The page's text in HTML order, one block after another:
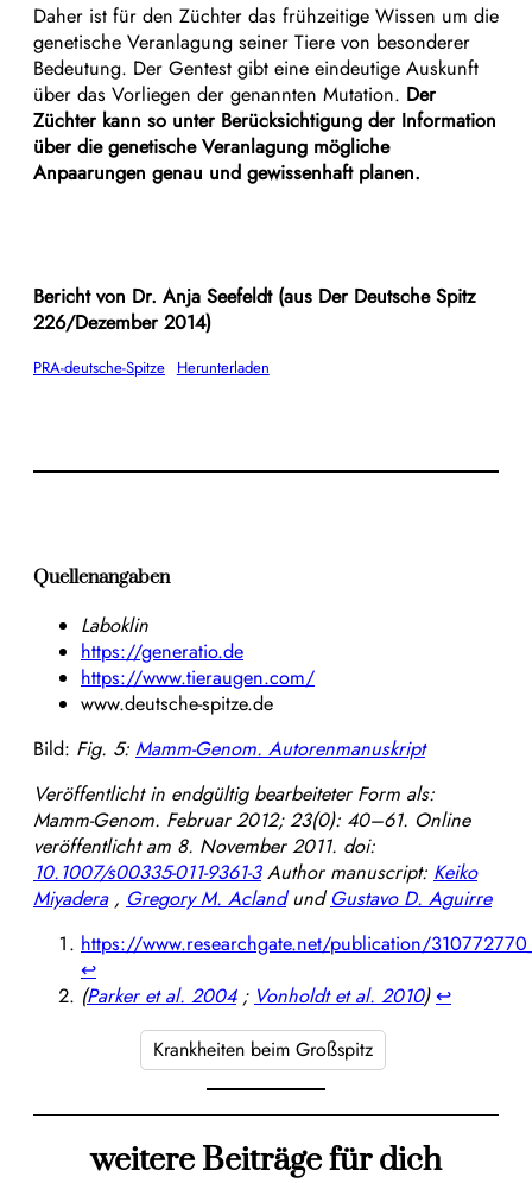
Daher ist für den Züchter das frühzeitige Wissen um die
genetische Veranlagung seiner Tiere von besonderer
Bedeutung. Der Gentest gibt eine eindeutige Auskunft
über das Vorliegen der genannten Mutation. Der
Züchter kann so unter Berücksichtigung der Information
über die genetische Veranlagung mögliche
Anpaarungen genau und gewissenhaft planen.
Bericht von Dr. Anja Seefeldt (aus Der Deutsche Spitz
226/Dezember 2014)
PRA-deutsche-Spitze Herunterladen
Quellenangaben
Laboklin
https://generatio.de
https://www.tieraugen.com/
www.deutsche-spitze.de
Bild: Fig. 5: Mamm-Genom. Autorenmanuskript
Veröffentlicht in endgültig bearbeiteter Form als:
Mamm-Genom. Februar 2012; 23(0): 40–61. Online
veröffentlicht am 8. November 2011. doi:
10.1007/s00335-011-9361-3 Author manuscript: Keiko
Miyadera, Gregory M. AclandundGustavo D. Aguirre
https://www.researchgate.net/publication/
↩︎
(Parker et al. 2004; Vonholdt et al. 2010) ↩︎
Krankheiten beim Großspitz
weitere Beiträge für dich